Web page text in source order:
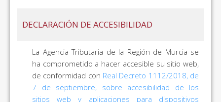
DECLARACIÓN DE ACCESIBILIDAD
La Agencia Tributaria de la Región de Murcia se
ha comprometido a hacer accesible su sitio web,
de conformidad con Real Decreto 1112/2018, de
7 de septiembre, sobre accesibilidad de los
sitios web y aplicaciones para dispositivos